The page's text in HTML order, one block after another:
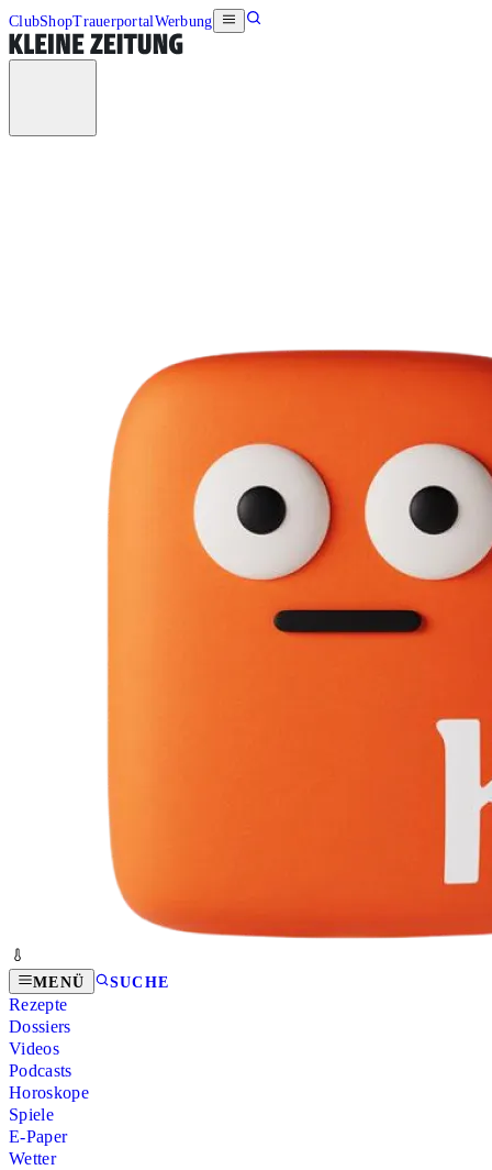
ClubShopTrauerportalWerbung
MENÜ SUCHE
Rezepte
Dossiers
Videos
Podcasts
Horoskope
Spiele
E-Paper
Wetter